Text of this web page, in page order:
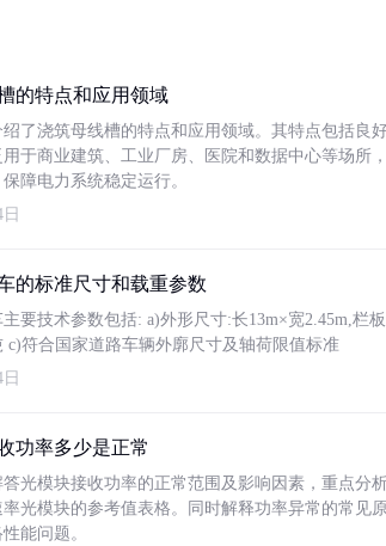
的特点和应用领域
了浇筑母线槽的特点和应用领域。其特点包括良
用于商业建筑、工业厂房、医院和数据中心等场所
障电力系统稳定运行。
的标准尺寸和载重参数
主要技术参数包括: a)外形尺寸:长13m×宽2.45m,栏
c)符合国家道路车辆外廓尺寸及轴荷限值标准
功率多少是正常
光模块接收功率的正常范围及影响因素，重点分
光模块的参考值表格。同时解释功率异常的常见
能问题。